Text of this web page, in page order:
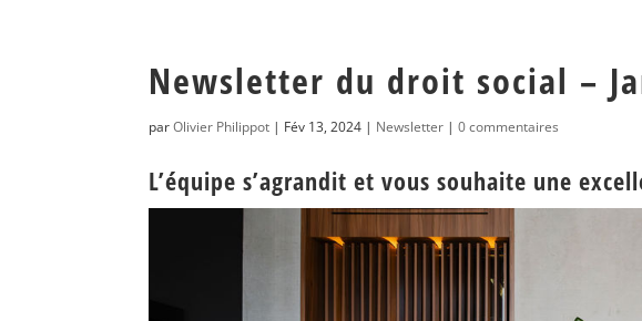
Newsletter du droit social –
parOlivier Philippot | Fév 13, 2024 | Newsletter |0 commentaires
L’équipe s’agrandit et vous souhaite une